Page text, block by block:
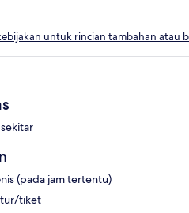
untuk rincian tambahan atau
(pada jam tertentu)
tur/tiket